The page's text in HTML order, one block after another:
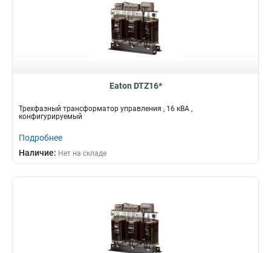
Eaton DTZ16*
Трехфазный трансформатор управления , 16 кВА ,
конфигурируемый
Подробнее
Наличие: Нет на складе